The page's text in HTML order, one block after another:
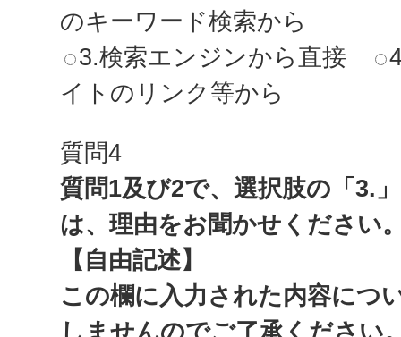
のキーワード検索から
3.検索エンジンから直接
イトのリンク等から
質問4
質問1及び2で、選択肢の「3.
は、理由をお聞かせください
【自由記述】
この欄に入力された内容につ
しませんのでご了承ください